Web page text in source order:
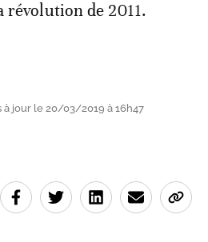
révolution de 2011.
jour le 20/03/2019 à 16h47